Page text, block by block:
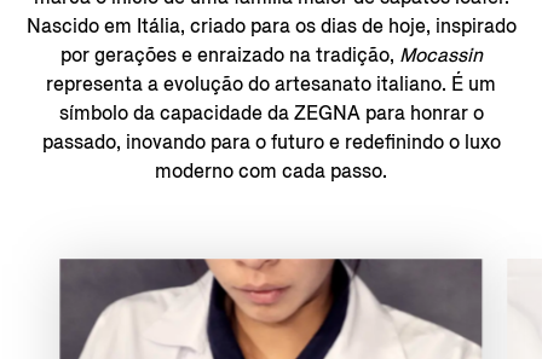
Nascido em Itália, criado para os dias de hoje, inspirado
por gerações e enraizado na tradição, Mocassin
representa a evolução do artesanato italiano. É um
símbolo da capacidade da ZEGNA para honrar o
passado, inovando para o futuro e redefinindo o luxo
moderno com cada passo.